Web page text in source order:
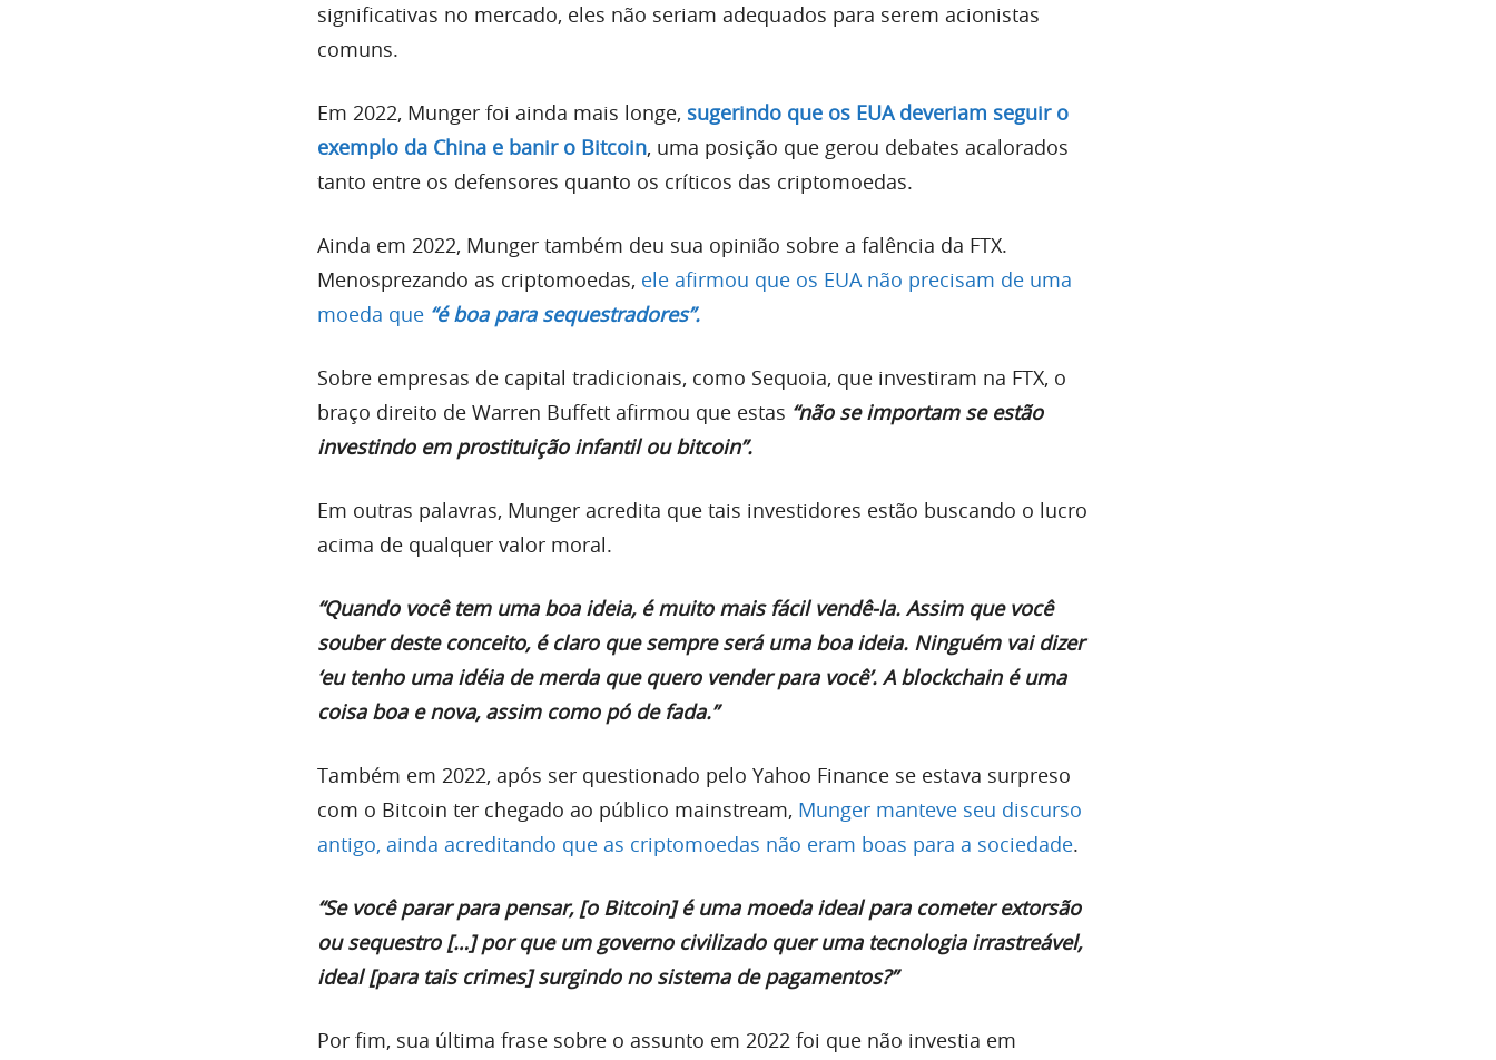
significativas no mercado, eles não seriam adequados para serem acionistas
comuns.
Em 2022, Munger foi ainda mais longe, sugerindo que os EUA deveriam seguir o
exemplo da China e banir o Bitcoin, uma posição que gerou debates acalorados
tanto entre os defensores quanto os críticos das criptomoedas.
Ainda em 2022, Munger também deu sua opinião sobre a falência da FTX.
Menosprezando as criptomoedas, ele afirmou que os EUA não precisam de uma
moeda que “é boa para sequestradores”.
Sobre empresas de capital tradicionais, como Sequoia, que investiram na FTX, o
braço direito de Warren Buffett afirmou que estas “não se importam se estão
investindo em prostituição infantil ou bitcoin”.
Em outras palavras, Munger acredita que tais investidores estão buscando o lucro
acima de qualquer valor moral.
“Quando você tem uma boa ideia, é muito mais fácil vendê-la. Assim que você
souber deste conceito, é claro que sempre será uma boa ideia. Ninguém vai dizer
‘eu tenho uma idéia de merda que quero vender para você’. A blockchain é uma
coisa boa e nova, assim como pó de fada.”
Também em 2022, após ser questionado pelo Yahoo Finance se estava surpreso
com o Bitcoin ter chegado ao público mainstream, Munger manteve seu discurso
antigo, ainda acreditando que as criptomoedas não eram boas para a sociedade.
“Se você parar para pensar, [o Bitcoin] é uma moeda ideal para cometer extorsão
ou sequestro […] por que um governo civilizado quer uma tecnologia irrastreável,
ideal [para tais crimes] surgindo no sistema de pagamentos?”
Por fim, sua última frase sobre o assunto em 2022 foi que não investia em